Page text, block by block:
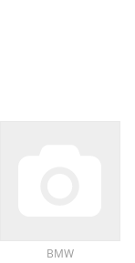
BMW